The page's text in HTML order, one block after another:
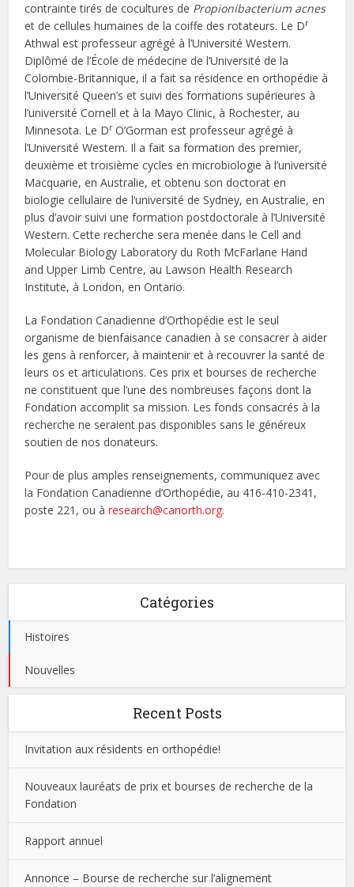
contrainte tirés de cocultures de Propionibacterium acnes
et de cellules humaines de la coiffe des rotateurs. Le Dr
Athwal est professeur agrégé à l’Université Western.
Diplômé de l’École de médecine de l’Université de la
Colombie-Britannique, il a fait sa résidence en orthopédie à
l’Université Queen’s et suivi des formations supérieures à
l’université Cornell et à la Mayo Clinic, à Rochester, au
Minnesota. Le DrO’Gorman est professeur agrégé à
l’Université Western. Il a fait sa formation des premier,
deuxième et troisième cycles en microbiologie à l’université
Macquarie, en Australie, et obtenu son doctorat en
biologie cellulaire de l’université de Sydney, en Australie, en
plus d’avoir suivi une formation postdoctorale à l’Université
Western. Cette recherche sera menée dans le Cell and
Molecular Biology Laboratory du Roth McFarlane Hand
and Upper Limb Centre, au Lawson Health Research
Institute, à London, en Ontario.
La Fondation Canadienne d’Orthopédie est le seul
organisme de bienfaisance canadien à se consacrer à aider
les gens à renforcer, à maintenir et à recouvrer la santé de
leurs os et articulations. Ces prix et bourses de recherche
ne constituent que l’une des nombreuses façons dont la
Fondation accomplit sa mission. Les fonds consacrés à la
recherche ne seraient pas disponibles sans le généreux
soutien de nos donateurs.
Pour de plus amples renseignements, communiquez avec
la Fondation Canadienne d’Orthopédie, au 416-410-2341,
poste 221, ou àresearch@canorth.org.
Catégories
Histoires
Nouvelles
Recent Posts
Invitation aux résidents en orthopédie!
Nouveaux lauréats de prix et bourses de recherche de la
Fondation
Rapport annuel
Annonce – Bourse de recherche sur l’alignement